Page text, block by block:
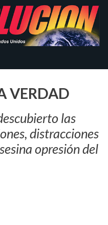
VERDAD
las
distracciones
opresión del